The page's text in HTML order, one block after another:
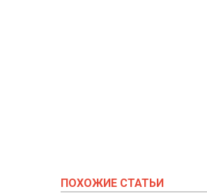
ПОХОЖИЕ СТАТЬИ